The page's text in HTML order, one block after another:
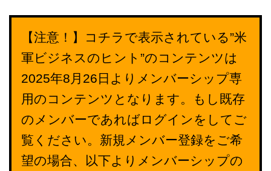
【注意！】コチラで表示されている”米
軍ビジネスのヒント”のコンテンツは
2025年8月26日よりメンバーシップ専
用のコンテンツとなります。もし既存
のメンバーであればログインをしてご
覧ください。新規メンバー登録をご希
望の場合、以下よりメンバーシップの